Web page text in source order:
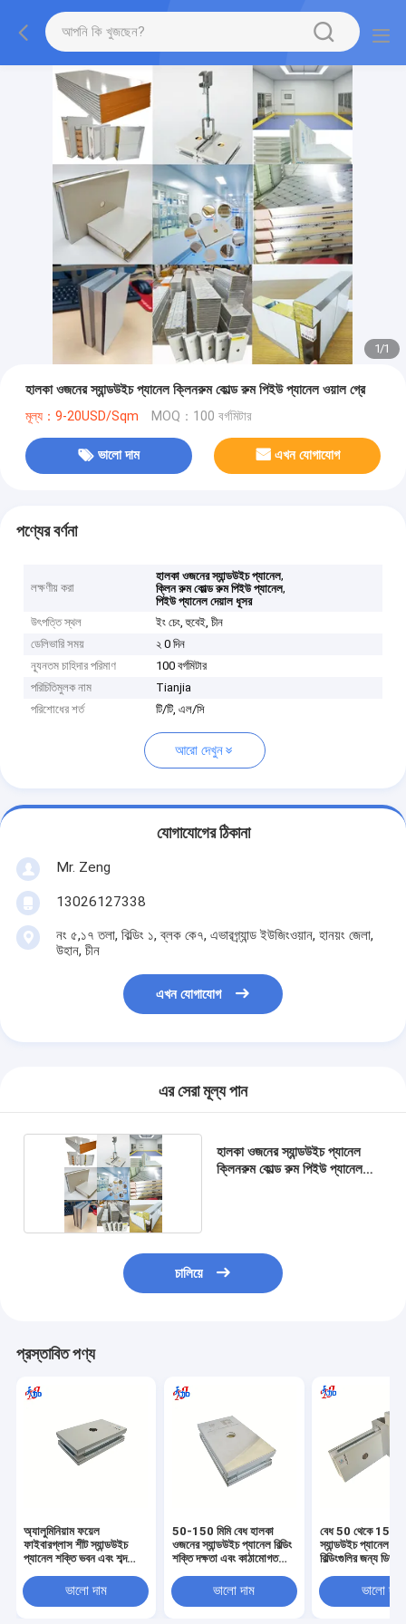
1/1
হালকা ওজনের স্যান্ডউইচ প্যানেল ক্লিনরুম কোল্ড রুম পিইউ প্যানেল ওয়াল গ্রে
মূল্য：9-20USD/Sqm MOQ：100 বর্গমিটার
ভালো দাম এখন যোগাযোগ
পণ্যের বর্ণনা
লক্ষণীয় করা
হালকা ওজনের স্যান্ডউইচ প্যানেল,
ক্লিন রুম কোল্ড রুম পিইউ প্যানেল,
পিইউ প্যানেল দেয়াল ধূসর
উৎপত্তি স্থল
ইং চেং, হুবেই, চীন
ডেলিভারি সময়
২ 0 দিন
ন্যূনতম চাহিদার পরিমাণ
100 বর্গমিটার
পরিচিতিমুলক নাম
Tianjia
পরিশোধের শর্ত
টি/টি, এল/সি
আরো দেখুন
যোগাযোগের ঠিকানা
Mr. Zeng
13026127338
নং ৫,১৭ তলা, বিল্ডিং ১, ব্লক কে৭, এভারগ্র্যান্ড ইউজিংওয়ান, হানয়ং জেলা,
উহান, চীন
এখন যোগাযোগ
এর সেরা মূল্য পান
হালকা ওজনের স্যান্ডউইচ প্যানেল
ক্লিনরুম কোল্ড রুম পিইউ প্যানেল
চালিয়ে
প্রস্তাবিত পণ্য
অ্যালুমিনিয়াম ফয়েল
ফাইবারগ্লাস শীট স্যান্ডউইচ
প্যানেল শক্তি ভবন এবং শব্দ
করা গ্যালভানাইজড ইস্পাত
মুখোমুখি উপাদান
ভালো দাম
50-150 মিমি বেধ হালকা
ওজনের স্যান্ডউইচ প্যানেল বিল্ডিং
শক্তি দক্ষতা এবং কাঠামোগত
ডিজাইন করাভালো দাম
বেধ 50 থেকে 150
স্যান্ডউইচ প্যানেল যা
বিল্ডিংগুলির জন্য
অ্যালুমিনিয়াম,
ফেস উপাদান সরবরাহ
ভালো দাম